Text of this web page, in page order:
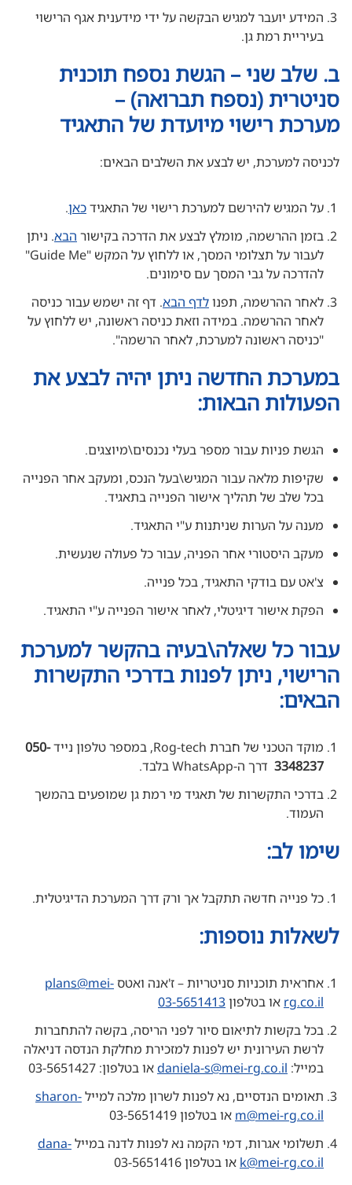
המידע יועבר למגיש הבקשה על ידי מידענית אגף הרישוי
בעיריית רמת גן.
ב. שלב שני – הגשת נספח תוכנית
סניטרית (נספח תברואה) –
מערכת רישוי מיועדת של התאגיד
לכניסה למערכת, יש לבצע את השלבים הבאים:
על המגיש להירשם למערכת רישוי של התאגידכאן.
בזמן ההרשמה, מומלץ לבצע את הדרכה בקישור הבא. ניתן
לעבור על תצלומי המסך, או ללחוץ על המקש "Guide Me"
להדרכה על גבי המסך עם סימונים.
לאחר ההרשמה, תפנולדף הבא. דף זה ישמש עבור כניסה
לאחר ההרשמה. במידה וזאת כניסה ראשונה, יש ללחוץ על
"כניסה ראשונה למערכת, לאחר הרשמה".
במערכת החדשה ניתן יהיה לבצע את
הפעולות הבאות:
הגשת פניות עבור מספר בעלי נכנסים\מיוצגים.
שקיפות מלאה עבור המגיש\בעל הנכס, ומעקב אחר הפנייה
בכל שלב של תהליך אישור הפנייה בתאגיד.
מענה על הערות שניתנות ע"י התאגיד.
מעקב היסטורי אחר הפניה, עבור כל פעולה שנעשית.
צ'אט עם בודקי התאגיד, בכל פנייה.
הפקת אישור דיגיטלי, לאחר אישור הפנייה ע"י התאגיד.
עבור כל שאלה\בעיה בהקשר למערכת
הרישוי, ניתן לפנות בדרכי התקשרות
הבאים:
מוקד הטכני של חברת Rog-tech, במספר טלפון נייד
050-
3348237 דרך ה-WhatsApp בלבד.
בדרכי התקשרות של תאגיד מי רמת גן שמופעים בהמשך
העמוד.
שימו לב:
כל פנייה חדשה תתקבל אך ורק דרך המערכת הדיגיטלית.
לשאלות נוספות:
אחראית תוכניות סניטריות – ז'אנה ואטסplans@mei-
rg.co.il או בטלפון03-5651413
בכל בקשות לתיאום סיור לפני הריסה, בקשה להתחברות
לרשת העירונית יש לפנות למזכירת מחלקת הנדסה דניאלה
במייל: daniela-s@mei-rg.co.ilאו בטלפון: 03-5651427
תאומים הנדסיים, נא לפנות לשרון מלכה למיילsharon-
m@mei-rg.co.il או בטלפון 03-5651419
תשלומי אגרות, דמי הקמה נא לפנות לדנה במיילdana-
k@mei-rg.co.il או בטלפון 03-5651416